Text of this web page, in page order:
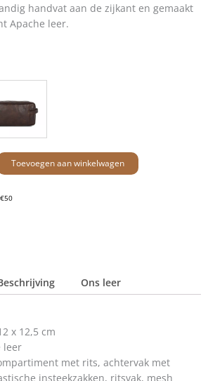
handvat aan de zijkant en gemaakt
Apache leer.
Toevoegen aan winkelwagen
Ons leer
x 12,5 cm
leer
met rits, achtervak met
insteekzakken, ritsvak, mesh